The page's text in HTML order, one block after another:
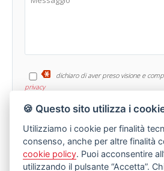
dichiaro di aver preso visione e
privacy
🍪 Questo sito utilizza i
Utilizziamo i cookie per finalità
consenso, anche per altre finalità
cookie policy. Puoi acconsentire
utilizzando il pulsante “Accetta”.